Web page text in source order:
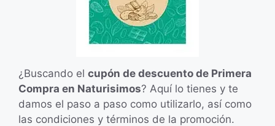
¿Buscando el cupón de descuento de Primera
Compra en Naturisimos? Aquí lo tienes y te
damos el paso a paso como utilizarlo, así como
las condiciones y términos de la promoción.